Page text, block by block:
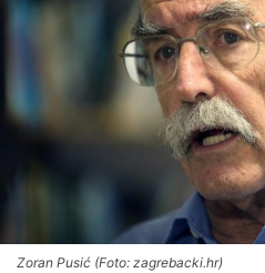
Zoran Pusić (Foto: zagrebacki.hr)